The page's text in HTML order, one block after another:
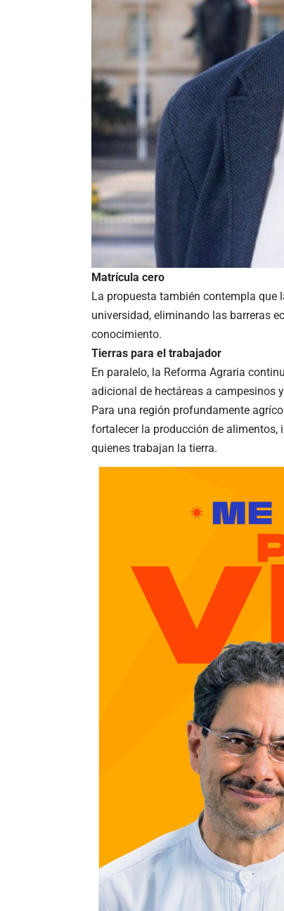
Matrícula cero
La propuesta también contempla que
universidad, eliminando las barreras
conocimiento.
Tierras para el trabajador
En paralelo, la Reforma Agraria
adicional de hectáreas a campesinos
Para una región profundamente
fortalecer la producción de
quienes trabajan la tierra.